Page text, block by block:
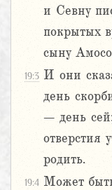
и Севну
покрытых
сыну
19:3 И они
день
– день
отверстия
родить.
19:4 Может